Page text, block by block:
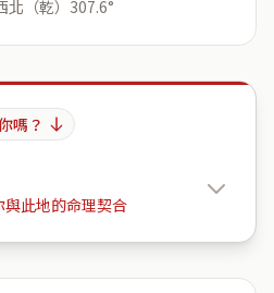
（乾）307.6°
嗎？
此地的命理契合
台灣台中